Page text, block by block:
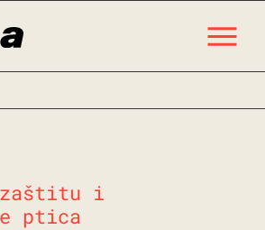
zaštitu i
ptica